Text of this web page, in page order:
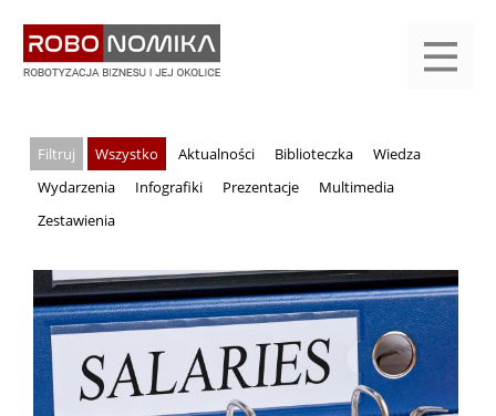
treści
yasne
main
menu
Wszystko
Aktualności Biblioteczka
Wiedza
Wydarzenia
Infografiki Prezentacje
Multimedia
Zestawienia